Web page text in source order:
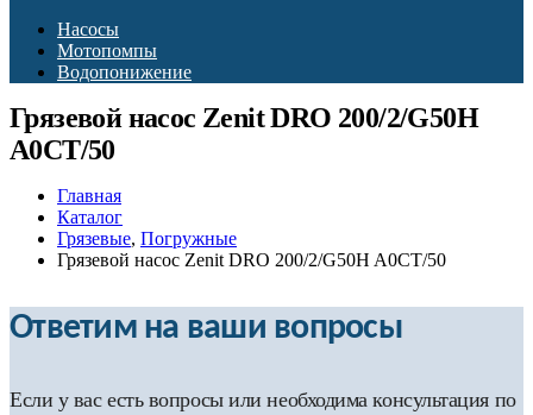
Насосы
Мотопомпы
Водопонижение
Грязевой насос Zenit DRO 200/2/G50H
A0CT/50
Главная
Каталог
Грязевые, Погружные
Грязевой насос Zenit DRO 200/2/G50H A0CT/50
Ответим на ваши вопросы
Если у вас есть вопросы или необходима консультация по